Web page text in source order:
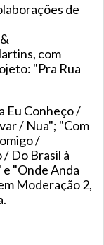
de
com
"Pra Rua
Eu Conheço /
/ Nua"; "Com
/
/ Do Brasil à
"Onde Anda
Moderação 2,